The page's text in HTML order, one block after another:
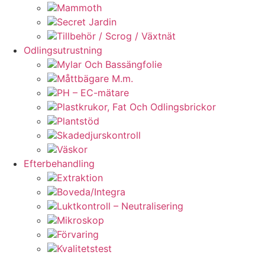
Mammoth
Secret Jardin
Tillbehör / Scrog / Växtnät
Odlingsutrustning
Mylar Och Bassängfolie
Måttbägare M.m.
PH – EC-mätare
Plastkrukor, Fat Och Odlingsbrickor
Plantstöd
Skadedjurskontroll
Väskor
Efterbehandling
Extraktion
Boveda/Integra
Luktkontroll – Neutralisering
Mikroskop
Förvaring
Kvalitetstest